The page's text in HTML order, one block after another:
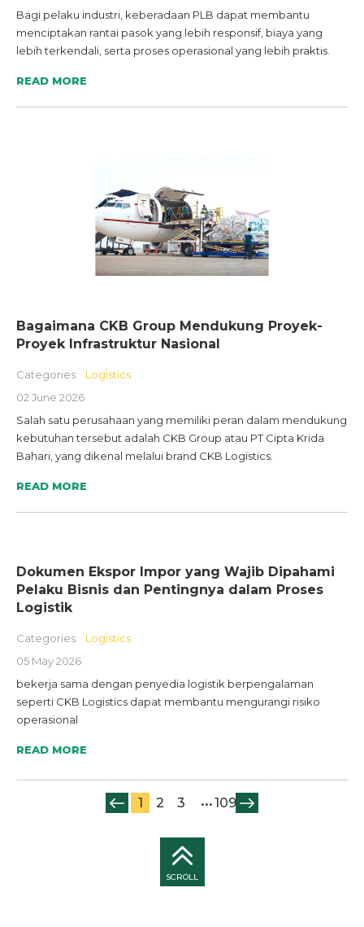
Bagi pelaku industri, keberadaan PLB dapat membantu
menciptakan rantai pasok yang lebih responsif, biaya yang
lebih terkendali, serta proses operasional yang lebih praktis.
READ MORE
Bagaimana CKB Group Mendukung Proyek-
Proyek Infrastruktur Nasional
Categories:
Logistics
02 June 2026
Salah satu perusahaan yang memiliki peran dalam mendukung
kebutuhan tersebut adalah CKB Group atau PT Cipta Krida
Bahari, yang dikenal melalui brand CKB Logistics.
READ MORE
Dokumen Ekspor Impor yang Wajib Dipahami
Pelaku Bisnis dan Pentingnya dalam Proses
Logistik
Categories:
Logistics
05 May 2026
bekerja sama dengan penyedia logistik berpengalaman
seperti CKB Logistics dapat membantu mengurangi risiko
operasional
READ MORE
SCROLL
1 2 3 ...109